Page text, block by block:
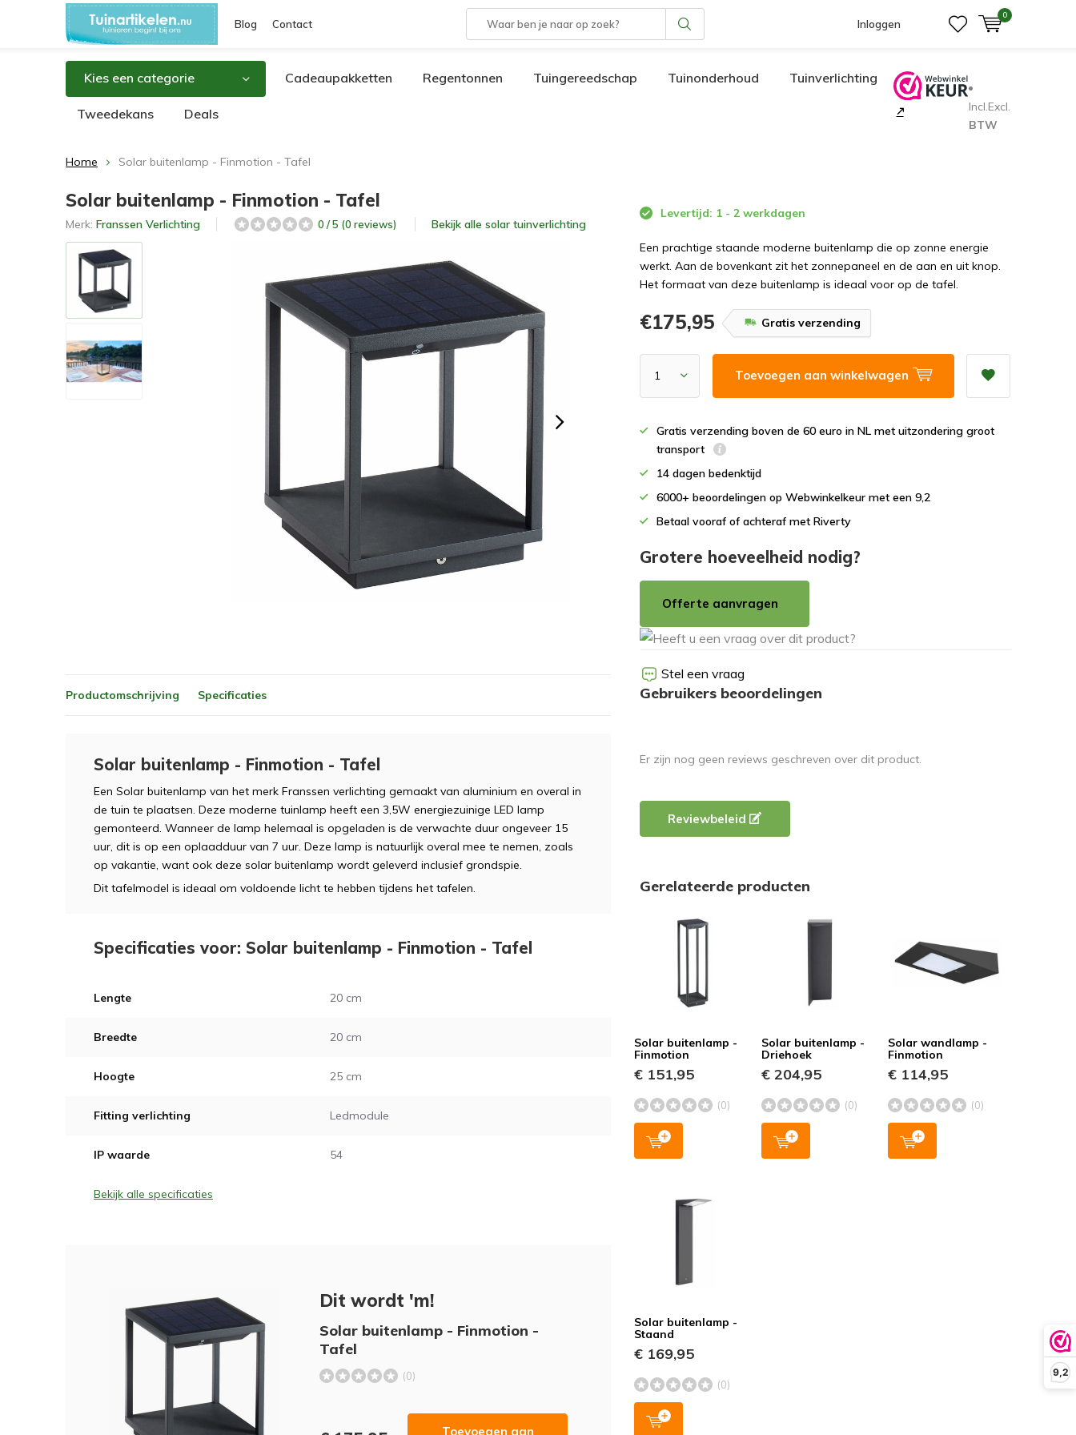
9,2
Blog Contact Inloggen
0
Kies een categorie Cadeaupakketten Regentonnen Tuingereedschap Tuinonderhoud Tuinverlichting
Tweedekans Deals Incl.Excl.
BTW
Home Solar buitenlamp - Finmotion - Tafel
Solar buitenlamp - Finmotion - Tafel
Merk: Franssen Verlichting 0 / 5 (0 reviews) Bekijk alle solar tuinverlichting
Levertijd: 1 - 2 werkdagen
Een prachtige staande moderne buitenlamp die op zonne energie
werkt. Aan de bovenkant zit het zonnepaneel en de aan en uit knop.
Het formaat van deze buitenlamp is ideaal voor op de tafel.
€175,95 Gratis verzending
Toevoegen aan winkelwagen
Gratis verzending boven de 60 euro in NL met uitzondering groot
transport
14 dagen bedenktijd
6000+ beoordelingen op Webwinkelkeur met een 9,2
Betaal vooraf of achteraf met Riverty
Grotere hoeveelheid nodig?
Offerte aanvragen
Stel een vraag
Productomschrijving Specificaties
Solar buitenlamp - Finmotion - Tafel
Een Solar buitenlamp van het merk Franssen verlichting gemaakt van aluminium en overal in
de tuin te plaatsen. Deze moderne tuinlamp heeft een 3,5W energiezuinige LED lamp
gemonteerd. Wanneer de lamp helemaal is opgeladen is de verwachte duur ongeveer 15
uur, dit is op een oplaadduur van 7 uur. Deze lamp is natuurlijk overal mee te nemen, zoals
op vakantie, want ook deze solar buitenlamp wordt geleverd inclusief grondspie.
Dit tafelmodel is ideaal om voldoende licht te hebben tijdens het tafelen.
Specificaties voor: Solar buitenlamp - Finmotion - Tafel
Lengte 20 cm
Breedte 20 cm
Hoogte 25 cm
Fitting verlichting Ledmodule
IP waarde 54
Bekijk alle specificaties
Dit wordt 'm!
Solar buitenlamp - Finmotion -
Tafel
(0)
Toevoegen aan
Gebruikers beoordelingen
Er zijn nog geen reviews geschreven over dit product.
Reviewbeleid
Gerelateerde producten
Solar buitenlamp -
Finmotion
€ 151,95
(0)
Solar buitenlamp -
Driehoek
€ 204,95
(0)
Solar wandlamp -
Finmotion
€ 114,95
(0)
Solar buitenlamp -
Staand
€ 169,95
(0)